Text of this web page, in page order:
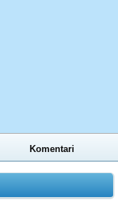
Komentari